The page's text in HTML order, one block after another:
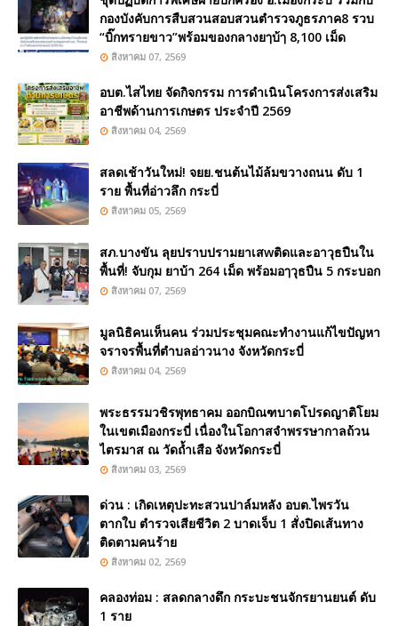
กองบังคับการสืบสวนสอบสวนตำรวจภูธรภาค8 รวบ
“บิ๊กทรายขาว”พร้อมของกลางยๅบ้ๅ 8,100 เม็ด
สิงหาคม 07, 2569
อบต.ไสไทย จัดกิจกรรม การดำเนินโครงการส่งเสริม
อาชีพด้านการเกษตร ประจำปี 2569
สิงหาคม 04, 2569
สลดเช้าวันใหม่! จยย.ชนต้นไม้ล้มขวางถนน ดับ 1
ราย พื้นที่อ่าวลึก กระบี่
สิงหาคม 05, 2569
สภ.บางขัน ลุยปราบปรามยาเสwติดและอาวุธปืนใน
พื้นที่! จับกุม ยาบ้า 264 เม็ด พร้อมอๅวุธปืน 5 กระบอก
สิงหาคม 07, 2569
มูลนิธิคนเห็นคน ร่วมประชุมคณะทำงานแก้ไขปัญหา
จราจรพื้นที่ตำบลอ่าวนาง จังหวัดกระบี่
สิงหาคม 04, 2569
พระธรรมวชิรพุทธาคม ออกบิณฑบาตโปรดญาติโยม
ในเขตเมืองกระบี่ เนื่องในโอกาสจำพรรษากาลถ้วน
ไตรมาส ณ วัดถ้ำเสือ จังหวัดกระบี่
สิงหาคม 03, 2569
ด่วน : เกิดเหตุปะทะสวนปาล์มหลัง อบต.ไพรวัน
ตากใบ ตำรวจเสียชีวิต 2 บาดเจ็บ 1 สั่งปิดเส้นทาง
ติดตามคนร้าย
สิงหาคม 02, 2569
คลองท่อม : สลดกลางดึก กระบะชนจักรยานยนต์ ดับ
1 ราย